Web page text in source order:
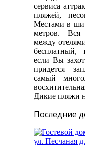
сервиса
пляжей,
Местами в
метров. Вся
между
бесплатный,
если Вы
придется
самый
Дикие пляжи
Последние